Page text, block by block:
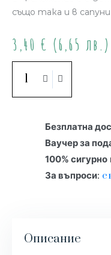
също така и в
3,40 € (6,65 лв.)
Безплатна
Ваучер за
100% сигурно
За въпроси:
Описание